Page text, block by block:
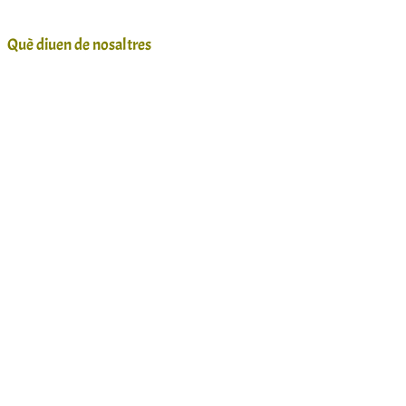
Què diuen de nosaltres